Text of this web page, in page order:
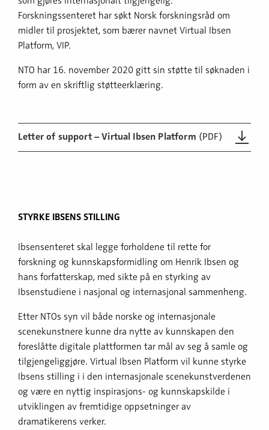
Forskningssenteret har søkt Norsk forskningsråd om
midler til prosjektet, som bærer navnet Virtual Ibsen
Platform, VIP.
NTO har 16. november 2020 gitt sin støtte til søknaden i
form av en skriftlig støtteerklæring.
Letter of support – Virtual Ibsen Platform (PDF)
STYRKE IBSENS STILLING
Ibsensenteret skal legge forholdene til rette for
forskning og kunnskapsformidling om Henrik Ibsen og
hans forfatterskap, med sikte på en styrking av
Ibsenstudiene i nasjonal og internasjonal sammenheng.
Etter NTOs syn vil både norske og internasjonale
scenekunstnere kunne dra nytte av kunnskapen den
foreslåtte digitale plattformen tar mål av seg å samle og
tilgjengeliggjøre. Virtual Ibsen Platform vil kunne styrke
Ibsens stilling i i den internasjonale scenekunstverdenen
og være en nyttig inspirasjons- og kunnskapskilde i
utviklingen av fremtidige oppsetninger av
dramatikerens verker.